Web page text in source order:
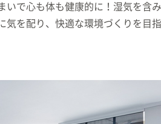
いで心も体も健康的に！湿気を含
気を配り、快適な環境づくりを目